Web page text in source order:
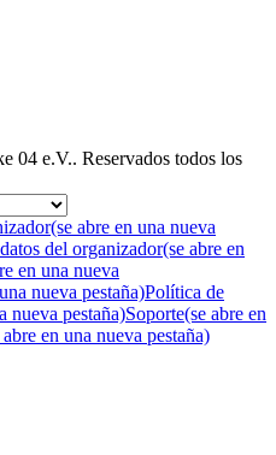
04 e.V.. Reservados todos los
(se abre en una nueva
del organizador(se abre en
en una nueva
nueva pestaña)Política de
nueva pestaña)Soporte(se abre en
abre en una nueva pestaña)